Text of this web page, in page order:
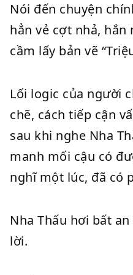
Nói đến chuyện
hẳn vẻ cợt nhả,
cầm lấy bản vẽ
Lối logic của người
chẽ, cách tiếp cận
sau khi nghe Nha
manh mối cậu có
nghĩ một lúc, đã có
Nha Thấu hơi bất
lời.